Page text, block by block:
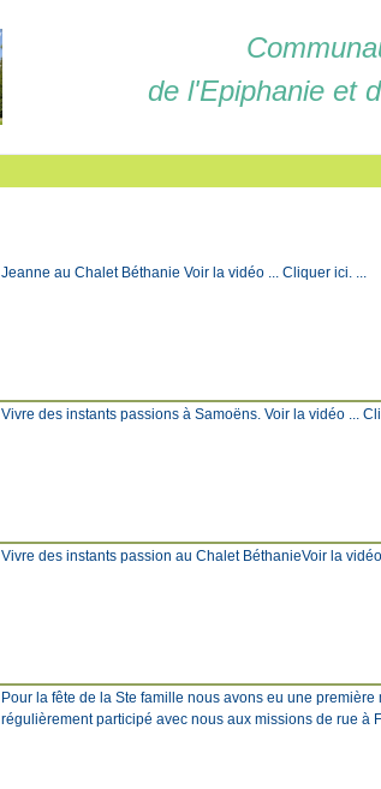
de l'Epiphanie et
Jeanne au Chalet Béthanie Voir la vidéo ... Cliquer ici. ...
Vivre des instants passions à Samoëns. Voir la vidéo ...
Vivre des instants passion au Chalet BéthanieVoir la
Pour la fête de la Ste famille nous avons eu une
régulièrement participé avec nous aux missions de rue à